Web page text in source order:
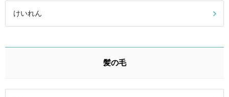
けいれん
髪の毛